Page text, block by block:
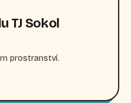
TJ Sokol
prostranství.